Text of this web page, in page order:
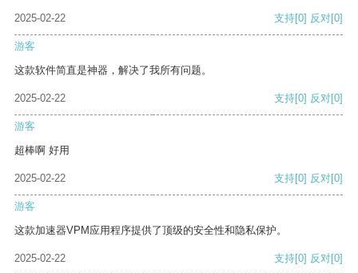
2025-02-22 支持[0] 反对[0]
游客
这款软件简直是神器，解决了我所有问题。
2025-02-22 支持[0] 反对[0]
游客
超棒啊 好用
2025-02-22 支持[0] 反对[0]
游客
这款加速器VPM应用程序提供了顶级的安全性和隐私保护。
2025-02-22 支持[0] 反对[0]